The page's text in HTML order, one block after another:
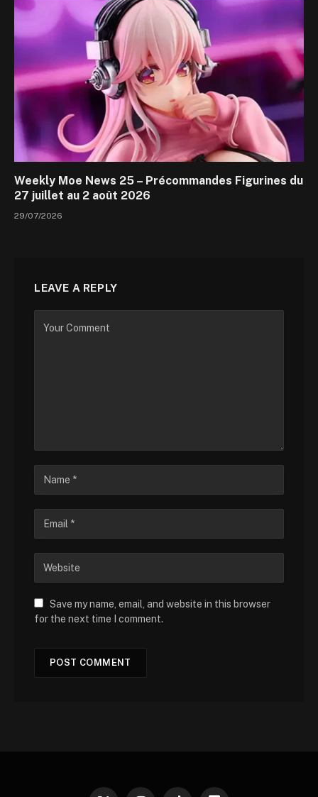
Weekly Moe News 25 – Précommandes Figurines du
27 juillet au 2 août 2026
29/07/2026
LEAVE A REPLY
Save my name, email, and website in this browser
for the next time I comment.